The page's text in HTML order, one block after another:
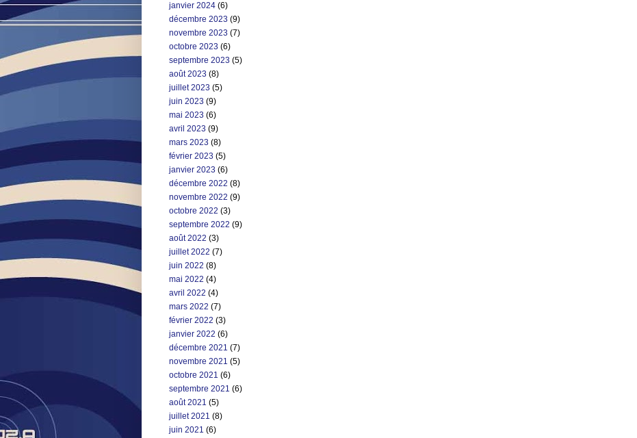
janvier 2024 (6)
décembre 2023 (9)
novembre 2023 (7)
octobre 2023 (6)
septembre 2023 (5)
août 2023 (8)
juillet 2023 (5)
juin 2023 (9)
mai 2023 (6)
avril 2023 (9)
mars 2023 (8)
février 2023 (5)
janvier 2023 (6)
décembre 2022 (8)
novembre 2022 (9)
octobre 2022 (3)
septembre 2022 (9)
août 2022 (3)
juillet 2022 (7)
juin 2022 (8)
mai 2022 (4)
avril 2022 (4)
mars 2022 (7)
février 2022 (3)
janvier 2022 (6)
décembre 2021 (7)
novembre 2021 (5)
octobre 2021 (6)
septembre 2021 (6)
août 2021 (5)
juillet 2021 (8)
juin 2021 (6)